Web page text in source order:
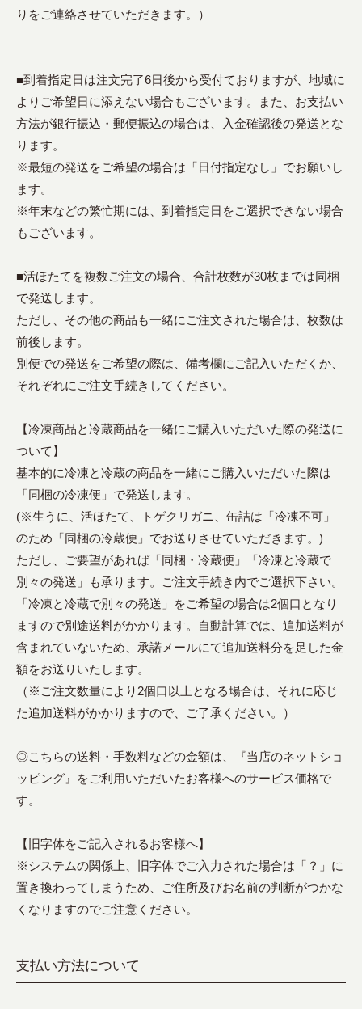
りをご連絡させていただきます。）
■到着指定日は注文完了6日後から受付ておりますが、地域に
よりご希望日に添えない場合もございます。また、お支払い
方法が銀行振込・郵便振込の場合は、入金確認後の発送とな
ります。
※最短の発送をご希望の場合は「日付指定なし」でお願いし
ます。
※年末などの繁忙期には、到着指定日をご選択できない場合
もございます。
■活ほたてを複数ご注文の場合、合計枚数が30枚までは同梱
で発送します。
ただし、その他の商品も一緒にご注文された場合は、枚数は
前後します。
別便での発送をご希望の際は、備考欄にご記入いただくか、
それぞれにご注文手続きしてください。
【冷凍商品と冷蔵商品を一緒にご購入いただいた際の発送に
ついて】
基本的に冷凍と冷蔵の商品を一緒にご購入いただいた際は
「同梱の冷凍便」で発送します。
(※生うに、活ほたて、トゲクリガニ、缶詰は「冷凍不可」
のため「同梱の冷蔵便」でお送りさせていただきます。)
ただし、ご要望があれば「同梱・冷蔵便」「冷凍と冷蔵で
別々の発送」も承ります。ご注文手続き内でご選択下さい。
「冷凍と冷蔵で別々の発送」をご希望の場合は2個口となり
ますので別途送料がかかります。自動計算では、追加送料が
含まれていないため、承諾メールにて追加送料分を足した金
額をお送りいたします。
（※ご注文数量により2個口以上となる場合は、それに応じ
た追加送料がかかりますので、ご了承ください。）
◎こちらの送料・手数料などの金額は、『当店のネットショ
ッピング』をご利用いただいたお客様へのサービス価格で
す。
【旧字体をご記入されるお客様へ】
※システムの関係上、旧字体でご入力された場合は「？」に
置き換わってしまうため、ご住所及びお名前の判断がつかな
くなりますのでご注意ください。
支払い方法について